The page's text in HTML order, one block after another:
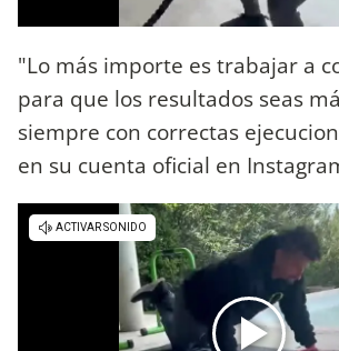
"Lo más importe es trabajar a
para que los resultados seas
siempre con correctas
en su cuenta oficial en